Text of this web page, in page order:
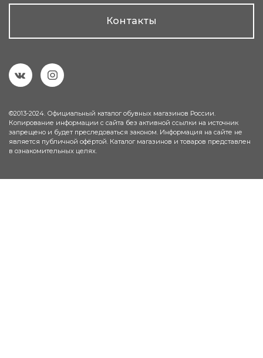
Контакты
©2013-2024. Официальный каталог обувных магазинов России.
Копирование информации с сайта без активной ссылки на источник
запрещено и будет преследоваться законом. Информация на сайте не
является публичной офёртой. Каталог магазинов и товаров представлен
в ознакомительных целях.